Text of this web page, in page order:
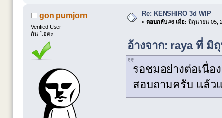
gon pumjorn
Verified User
กัน-โอตะ
Re: KENSHIRO 3d WIP
« ตอบกลับ #6 เมื่อ: มิถุนายน 05,
อ้างจาก: raya ที่ มิ
รอชมอย่างต่อเนื่อ
สอบถามครับ แล้ว